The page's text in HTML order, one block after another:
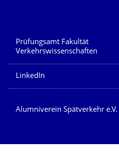
Prüfungsamt Fakultät
Verkehrswissenschaften
LinkedIn
Alumniverein Spätverkehr e.V.